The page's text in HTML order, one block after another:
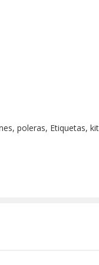
poleras, Etiquetas,